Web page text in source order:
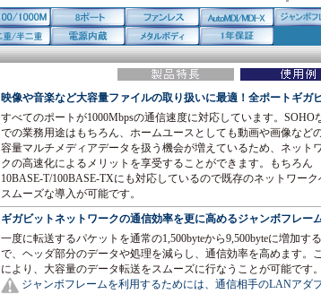
映像や音楽など大容量ファイルの取り扱いに最適！全ポートギガ
すべてのポートが1000Mbpsの通信速度に対応しています。SOHO
での業務用途はもちろん、ホームユースとしても動画や画像など
容量マルチメディアデータを扱う機会が増えているため、ネット
クの高速化によるメリットを享受することができます。もちろん
10BASE-T/100BASE-TXにも対応しているので既存のネットワーク
スムーズな導入が可能です。
ギガビットネットワークの通信効率を更に高めるジャンボフレー
一度に転送するパケットを通常の1,500byteから9,500byteに増加す
で、ヘッダ部分のデータや処理を減らし、通信効率を高めます。
により、大容量のデータ転送をスムーズに行なうことが可能です。
ジャンボフレームを利用するためには、通信相手のLANアダ